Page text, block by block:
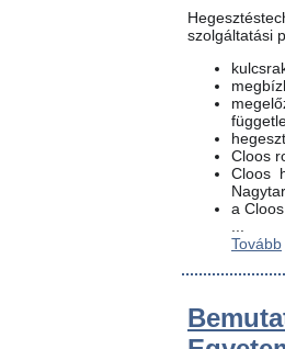
szolgáltatási
Cloos
Cloos
a
Tovább